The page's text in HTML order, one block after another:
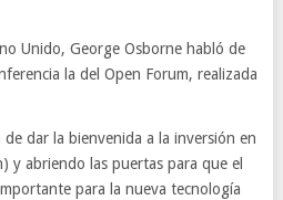
Unido, George Osborne habló de
la del Open Forum, realizada
dar la bienvenida a la inversión en
y abriendo las puertas para que el
para la nueva tecnología